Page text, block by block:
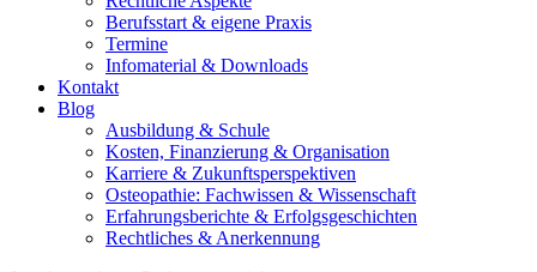
Berufsstart & eigene Praxis
Termine
Infomaterial & Downloads
Kontakt
Blog
Ausbildung & Schule
Kosten, Finanzierung & Organisation
Karriere & Zukunftsperspektiven
Osteopathie: Fachwissen & Wissenschaft
Erfahrungsberichte & Erfolgsgeschichten
Rechtliches & Anerkennung